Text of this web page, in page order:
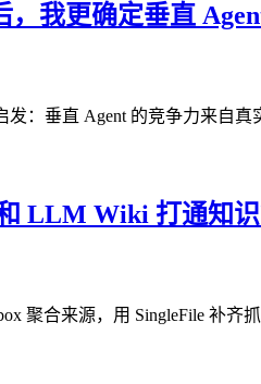
，我更确定垂直
发：垂直 Agent 的竞争力来自
LLM Wiki 打通知
聚合来源，用 SingleFile 补齐